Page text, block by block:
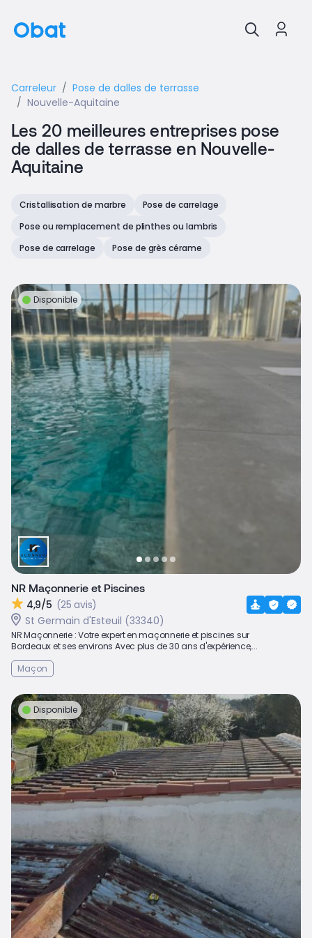
Carreleur
Pose de dalles de terrasse
Nouvelle-Aquitaine
Les 20 meilleures entreprises pose
de dalles de terrasse en Nouvelle-
Aquitaine
Cristallisation de marbre
Pose de carrelage
Pose ou remplacement de plinthes ou lambris
Pose de carrelage
Pose de grès cérame
Disponible
NR Maçonnerie et Piscines
4,9/5 (25 avis)
St Germain d'Esteuil (33340)
NR Maçonnerie : Votre expert en maçonnerie et piscines sur
Bordeaux et ses environs Avec plus de 30 ans d'expérience,...
Maçon
Disponible